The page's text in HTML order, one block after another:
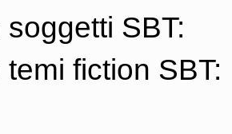
SBT:
fiction SBT: